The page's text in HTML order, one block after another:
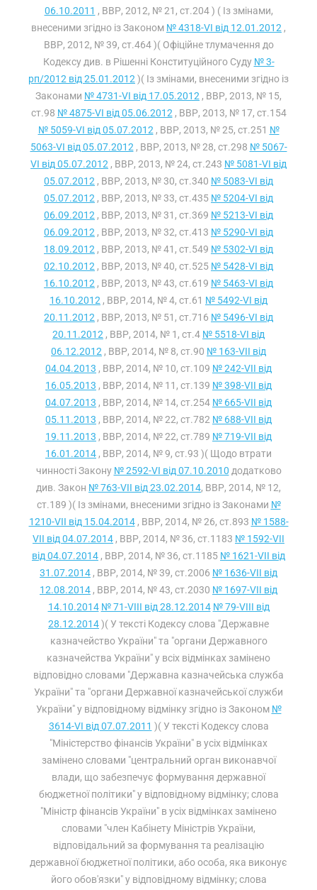
06.10.2011 , ВВР, 2012, № 21, ст.204 ) ( Із змінами,
внесеними згідно із Законом № 4318-VI від 12.01.2012 ,
ВВР, 2012, № 39, ст.464 )( Офіційне тлумачення до
Кодексу див. в Рішенні Конституційного Суду № 3-
рп/2012 від 25.01.2012 )( Із змінами, внесеними згідно із
Законами № 4731-VI від 17.05.2012 , ВВР, 2013, № 15,
ст.98 № 4875-VI від 05.06.2012 , ВВР, 2013, № 17, ст.154
№ 5059-VI від 05.07.2012 , ВВР, 2013, № 25, ст.251 №
5063-VI від 05.07.2012 , ВВР, 2013, № 28, ст.298 № 5067-
VI від 05.07.2012 , ВВР, 2013, № 24, ст.243 № 5081-VI від
05.07.2012 , ВВР, 2013, № 30, ст.340 № 5083-VI від
05.07.2012 , ВВР, 2013, № 33, ст.435 № 5204-VI від
06.09.2012 , ВВР, 2013, № 31, ст.369 № 5213-VI від
06.09.2012 , ВВР, 2013, № 32, ст.413 № 5290-VI від
18.09.2012 , ВВР, 2013, № 41, ст.549 № 5302-VI від
02.10.2012 , ВВР, 2013, № 40, ст.525 № 5428-VI від
16.10.2012 , ВВР, 2013, № 43, ст.619 № 5463-VI від
16.10.2012 , ВВР, 2014, № 4, ст.61 № 5492-VI від
20.11.2012 , ВВР, 2013, № 51, ст.716 № 5496-VI від
20.11.2012 , ВВР, 2014, № 1, ст.4 № 5518-VI від
06.12.2012 , ВВР, 2014, № 8, ст.90 № 163-VII від
04.04.2013 , ВВР, 2014, № 10, ст.109 № 242-VII від
16.05.2013 , ВВР, 2014, № 11, ст.139 № 398-VII від
04.07.2013 , ВВР, 2014, № 14, ст.254 № 665-VII від
05.11.2013 , ВВР, 2014, № 22, ст.782 № 688-VII від
19.11.2013 , ВВР, 2014, № 22, ст.789 № 719-VII від
16.01.2014 , ВВР, 2014, № 9, ст.93 )( Щодо втрати
чинності Закону № 2592-VI від 07.10.2010 додатково
див. Закон № 763-VII від 23.02.2014, ВВР, 2014, № 12,
ст.189 )( Із змінами, внесеними згідно із Законами №
1210-VII від 15.04.2014, ВВР, 2014, № 26, ст.893 № 1588-
VII від 04.07.2014 , ВВР, 2014, № 36, ст.1183 № 1592-VII
від 04.07.2014 , ВВР, 2014, № 36, ст.1185 № 1621-VII від
31.07.2014 , ВВР, 2014, № 39, ст.2006 № 1636-VII від
12.08.2014 , ВВР, 2014, № 43, ст.2030 № 1697-VII від
14.10.2014 № 71-VIII від 28.12.2014 № 79-VIII від
28.12.2014)( У тексті Кодексу слова "Державне
казначейство України" та "органи Державного
казначейства України" у всіх відмінках замінено
відповідно словами "Державна казначейська служба
України" та "органи Державної казначейської служби
України" у відповідному відмінку згідно із Законом №
3614-VI від 07.07.2011 )( У тексті Кодексу слова
"Міністерство фінансів України" в усіх відмінках
замінено словами "центральний орган виконавчої
влади, що забезпечує формування державної
бюджетної політики" у відповідному відмінку; слова
"Міністр фінансів України" в усіх відмінках замінено
словами "член Кабінету Міністрів України,
відповідальний за формування та реалізацію
державної бюджетної політики, або особа, яка виконує
його обов'язки" у відповідному відмінку; слова